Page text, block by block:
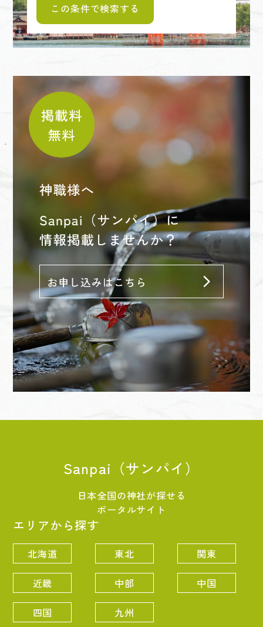
この条件で検索する
Sanpai（サンパイ）
日本全国の神社が探せる
ポータルサイト
エリアから探す
北海道 東北 関東
近畿 中部 中国
四国 九州